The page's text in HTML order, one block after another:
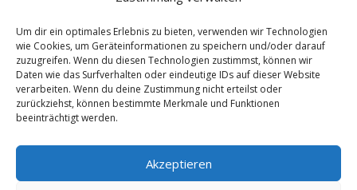
Um dir ein optimales Erlebnis zu bieten, verwenden wir Technologien
wie Cookies, um Geräteinformationen zu speichern und/oder darauf
zuzugreifen. Wenn du diesen Technologien zustimmst, können wir
Daten wie das Surfverhalten oder eindeutige IDs auf dieser Website
verarbeiten. Wenn du deine Zustimmung nicht erteilst oder
zurückziehst, können bestimmte Merkmale und Funktionen
beeinträchtigt werden.
Akzeptieren
Eppenrod (5.59 km)
Nentershausen Westerwald (5.59 km)
Bilkheim (5.62 km)
Dreikirchen
Maxsain
Horbach Westerwald
Elbingen Westerwald (5.88 km)